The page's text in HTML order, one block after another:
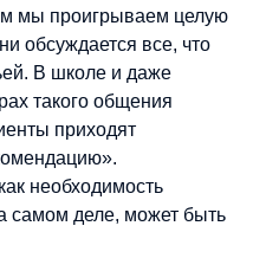
мы проигрываем целую
обсуждается все, что
В школе и даже
такого общения
приходят
необходимость
самом деле, может быть